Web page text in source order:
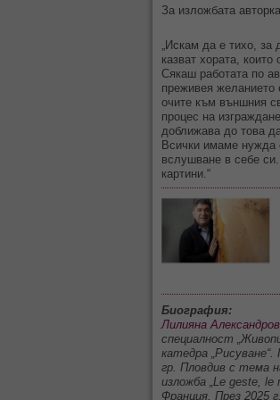
За изложбата
„Искам да е тихо,
казват хората,
Сякаш работата по
преживея желанието
очите към външния
процес на
доближава до това
Всички имаме нужда
вслушване в себе
картини.“
Биография:
Лилияна
специалност
катедра
гр. Пловдив с тема
изложба „Le geste, le
Франция. През 2025